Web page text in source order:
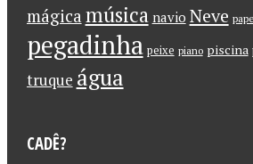
mágica música navio Neve
pegadinha peixe piano piscina
truque água
CADÊ?